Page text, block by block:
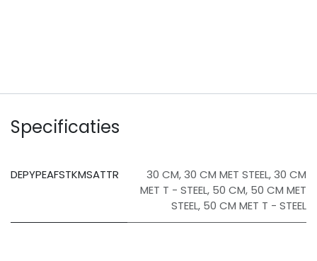
Specificaties
DEPYPEAFSTKMSATTR 30 CM,30 CM MET STEEL,30 CM
MET T - STEEL, 50 CM, 50 CM MET
STEEL, 50 CM MET T - STEEL